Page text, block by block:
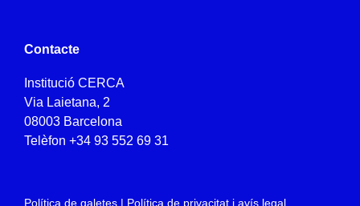
Contacte
Institució CERCA
Via Laietana, 2
08003 Barcelona
Telèfon +34 93 552 69 31
Política de galetes | Política de privacitat i avís legal